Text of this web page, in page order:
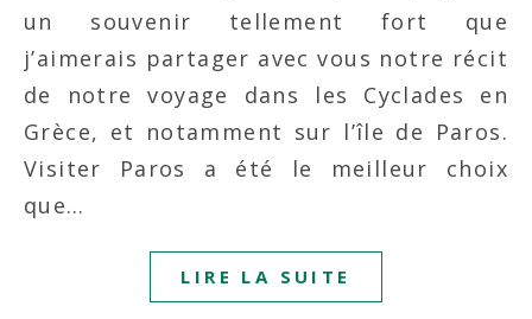
un souvenir tellement fort que
j’aimerais partager avec vous notre récit
de notre voyage dans les Cyclades en
Grèce, et notamment sur l’île de Paros.
Visiter Paros a été le meilleur choix
que…
LIRE LA SUITE